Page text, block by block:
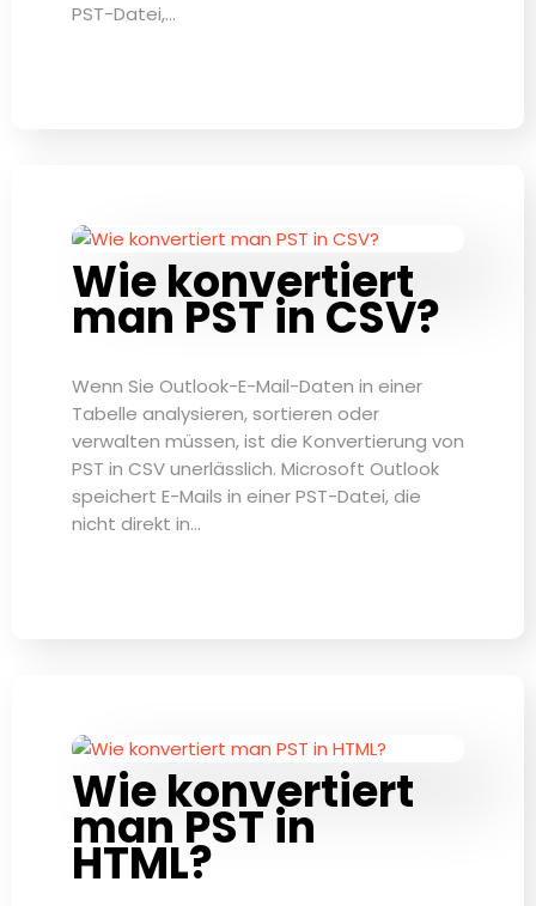
PST-Datei,…
Wie konvertiert
man PST in CSV?
Wenn Sie Outlook-E-Mail-Daten in einer
Tabelle analysieren, sortieren oder
verwalten müssen, ist die Konvertierung von
PST in CSV unerlässlich. Microsoft Outlook
speichert E-Mails in einer PST-Datei, die
nicht direkt in…
Wie konvertiert
man PST in
HTML?